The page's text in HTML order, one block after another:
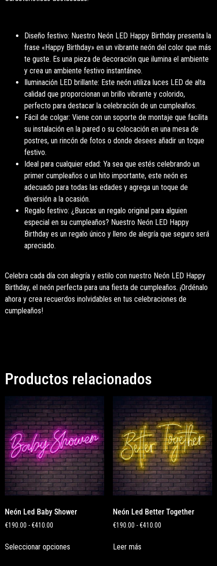
Diseño festivo: Nuestro Neón LED Happy Birthday presenta la
frase «Happy Birthday» en un vibrante neón del color que más
te guste. Es una pieza de decoración que ilumina el ambiente
y crea un ambiente festivo instantáneo.
Iluminación LED brillante: Este neón utiliza luces LED de alta
calidad que proporcionan un brillo vibrante y colorido,
perfecto para destacar la celebración de un cumpleaños.
Fácil de colgar: Viene con un soporte de montaje que facilita
su instalación en la pared o su colocación en una mesa de
postres, un rincón de fotos o donde desees añadir un toque
festivo.
Ideal para cualquier edad: Ya sea que estés celebrando un
primer cumpleaños o un hito importante, este neón es
adecuado para todas las edades y agrega un toque de
diversión a la ocasión.
Regalo festivo: ¿Buscas un regalo original para alguien
especial en su cumpleaños? Nuestro Neón LED Happy
Birthday es un regalo único y lleno de alegría que seguro será
apreciado.
Celebra cada día con alegría y estilo con nuestro Neón LED Happy
Birthday, el neón perfecta para una fiesta de cumpleaños. ¡Ordénalo
ahora y crea recuerdos inolvidables en tus celebraciones de
cumpleaños!
Productos relacionados
Neón Led Baby Shower
€190.00 -€410.00
Seleccionar opciones
Neón Led Better Together
€190.00 - €410.00
Leer más